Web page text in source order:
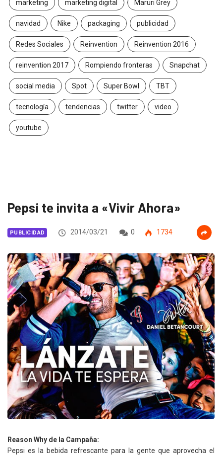
marketing marketing digital Maruri Grey
navidad Nike packaging publicidad
Redes Sociales Reinvention Reinvention 2016
reinvention 2017 Rompiendo fronteras Snapchat
social media Spot Super Bowl TBT
tecnología tendencias twitter video
youtube
Pepsi te invita a «Vivir Ahora»
PUBLICIDAD 2014/03/21 0 1734
Reason Why de la Campaña:
Pepsi es la bebida refrescante para la gente que aprovecha el